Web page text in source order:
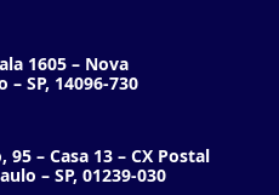
1605 – Nova
SP, 14096-730
95 – Casa 13 – CX Postal
– SP, 01239-030